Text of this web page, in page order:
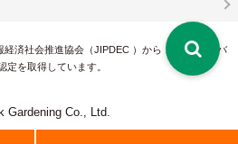
経済社会推進協会（JIPDEC ）から 、「 プライバ
定を取得しています。
Gardening Co., Ltd.